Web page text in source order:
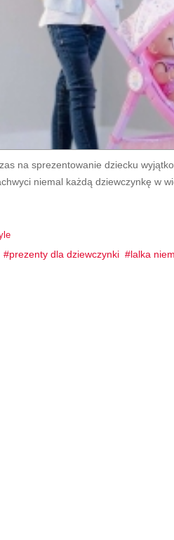
na sprezentowanie dziecku
niemal każdą dziewczynkę w
prezenty dla dziewczynki lalka